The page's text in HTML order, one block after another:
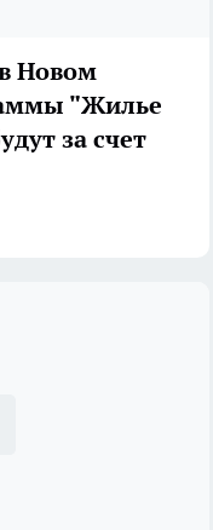
Новом
"Жилье
за счет